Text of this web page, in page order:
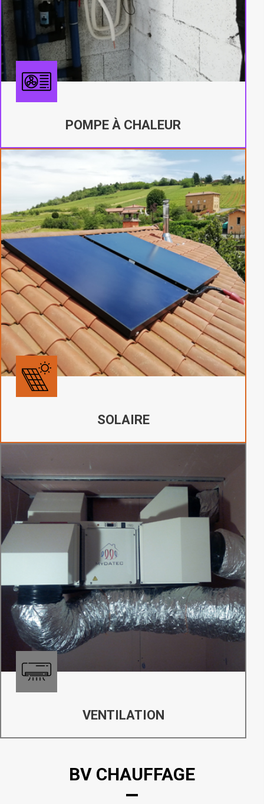
POMPE À CHALEUR
SOLAIRE
VENTILATION
BV CHAUFFAGE